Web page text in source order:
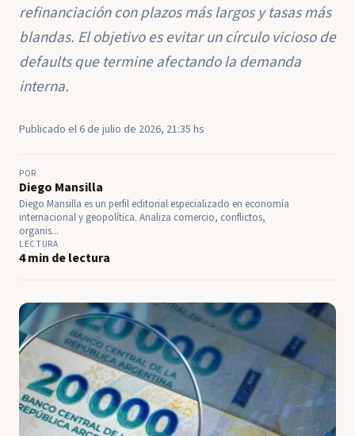
refinanciación con plazos más largos y tasas más
blandas. El objetivo es evitar un círculo vicioso de
defaults que termine afectando la demanda
interna.
Publicado el 6 de julio de 2026, 21:35 hs
POR
Diego Mansilla
Diego Mansilla es un perfil editorial especializado en economía
internacional y geopolítica. Analiza comercio, conflictos,
organis...
LECTURA
4 min de lectura